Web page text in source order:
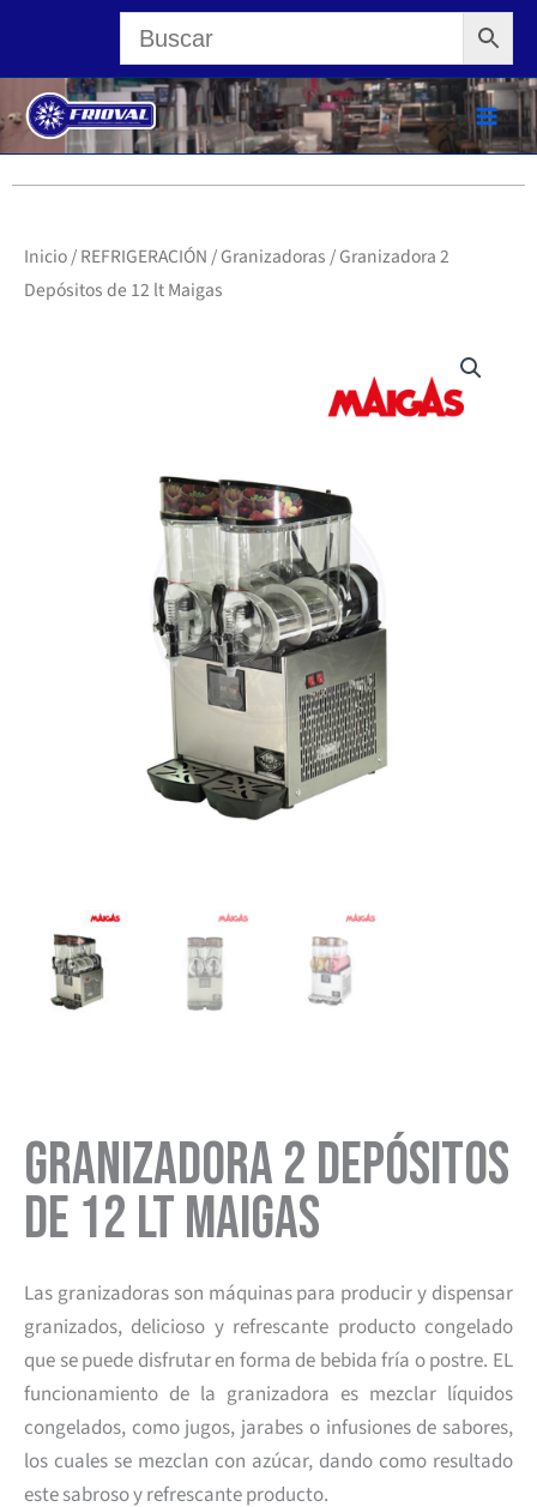
contenido
Inicio/REFRIGERACIÓN/Granizadoras/ Granizadora 2
Depósitos de 12 lt Maigas
Granizadora 2 Depósitos
de 12 lt Maigas
Las granizadoras son máquinas para producir y dispensar
granizados, delicioso y refrescante producto congelado
que se puede disfrutar en forma de bebida fría o postre. EL
funcionamiento de la granizadora es mezclar líquidos
congelados, como jugos, jarabes o infusiones de sabores,
los cuales se mezclan con azúcar, dando como resultado
este sabroso y refrescante producto.